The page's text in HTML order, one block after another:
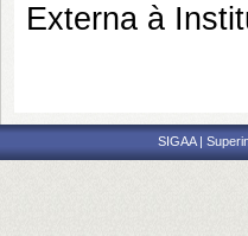
Externa à
SIGAA |